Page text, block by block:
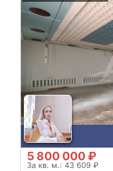
5 800 000 ₽
За кв. м.: 43 609 ₽